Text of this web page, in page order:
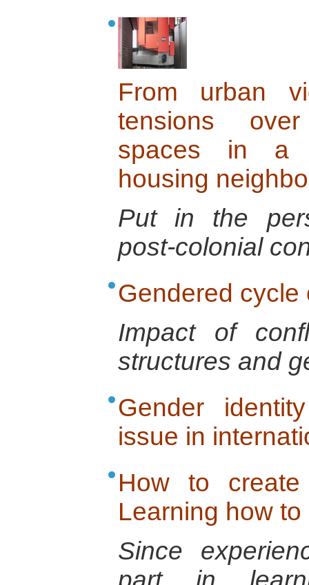
From urban
tensions
spaces in a
housing
Put in the
post-colonial
Gendered cycle
Impact of
structures and
Gender
issue in
How to
Learning how
Since